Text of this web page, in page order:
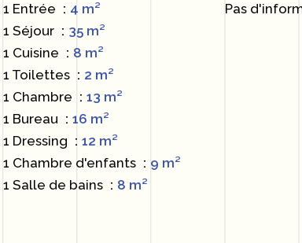
1 Entrée
4 m²
1 Séjour
35 m²
1 Cuisine
8 m²
1 Toilettes
2 m²
1 Chambre
13 m²
1 Bureau
16 m²
1 Dressing
12 m²
1 Chambre d'enfants
9 m²
1 Salle de bains
8 m²
Pas